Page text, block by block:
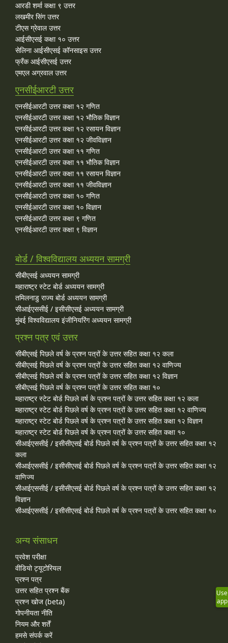
आरडी शर्मा कक्षा ९ उत्तर
लखमीर सिंग उत्तर
टीएस ग्रेवाल उत्तर
आईसीएसई कक्षा १० उत्तर
सेलिना आईसीएसई कॉनसाइस उत्तर
फ्रँक आईसीएसई उत्तर
एमएल अग्रवाल उत्तर
एनसीईआरटी उत्तर
एनसीईआरटी उत्तर कक्षा १२ गणित
एनसीईआरटी उत्तर कक्षा १२ भौतिक विज्ञान
एनसीईआरटी उत्तर कक्षा १२ रसायन विज्ञान
एनसीईआरटी उत्तर कक्षा १२ जीवविज्ञान
एनसीईआरटी उत्तर कक्षा ११ गणित
एनसीईआरटी उत्तर कक्षा ११ भौतिक विज्ञान
एनसीईआरटी उत्तर कक्षा ११ रसायन विज्ञान
एनसीईआरटी उत्तर कक्षा ११ जीवविज्ञान
एनसीईआरटी उत्तर कक्षा १० गणित
एनसीईआरटी उत्तर कक्षा १० विज्ञान
एनसीईआरटी उत्तर कक्षा ९ गणित
एनसीईआरटी उत्तर कक्षा ९ विज्ञान
बोर्ड / विश्वविद्यालय अध्ययन सामग्री
सीबीएसई अध्ययन सामग्री
महाराष्ट्र स्टेट बोर्ड अध्ययन सामग्री
तमिलनाडु राज्य बोर्ड अध्ययन सामग्री
सीआईएससीई / इसीसीएसई अध्ययन सामग्री
मुंबई विश्वविद्यालय इंजीनियरिंग अध्ययन सामग्री
प्रश्न पत्र एवं उत्तर
सीबीएसई पिछले वर्ष के प्रश्न पत्रों के उत्तर सहित कक्षा १२ कला
सीबीएसई पिछले वर्ष के प्रश्न पत्रों के उत्तर सहित कक्षा १२ वाणिज्य
सीबीएसई पिछले वर्ष के प्रश्न पत्रों के उत्तर सहित कक्षा १२ विज्ञान
सीबीएसई पिछले वर्ष के प्रश्न पत्रों के उत्तर सहित कक्षा १०
महाराष्ट्र स्टेट बोर्ड पिछले वर्ष के प्रश्न पत्रों के उत्तर सहित कक्षा १२ कला
महाराष्ट्र स्टेट बोर्ड पिछले वर्ष के प्रश्न पत्रों के उत्तर सहित कक्षा १२ वाणिज्य
महाराष्ट्र स्टेट बोर्ड पिछले वर्ष के प्रश्न पत्रों के उत्तर सहित कक्षा १२ विज्ञान
महाराष्ट्र स्टेट बोर्ड पिछले वर्ष के प्रश्न पत्रों के उत्तर सहित कक्षा १०
सीआईएससीई / इसीसीएसई बोर्ड पिछले वर्ष के प्रश्न पत्रों के उत्तर सहित कक्षा १२
कला
सीआईएससीई / इसीसीएसई बोर्ड पिछले वर्ष के प्रश्न पत्रों के उत्तर सहित कक्षा १२
वाणिज्य
सीआईएससीई / इसीसीएसई बोर्ड पिछले वर्ष के प्रश्न पत्रों के उत्तर सहित कक्षा १२
विज्ञान
सीआईएससीई / इसीसीएसई बोर्ड पिछले वर्ष के प्रश्न पत्रों के उत्तर सहित कक्षा १०
अन्य संसाधन
प्रवेश परीक्षा
वीडियो ट्यूटोरियल
प्रश्न पत्र
उत्तर सहित प्रश्न बैंक
प्रश्न खोज (beta)
गोपनीयता नीति
नियम और शर्तें
हमसे संपर्क करें
Use
app